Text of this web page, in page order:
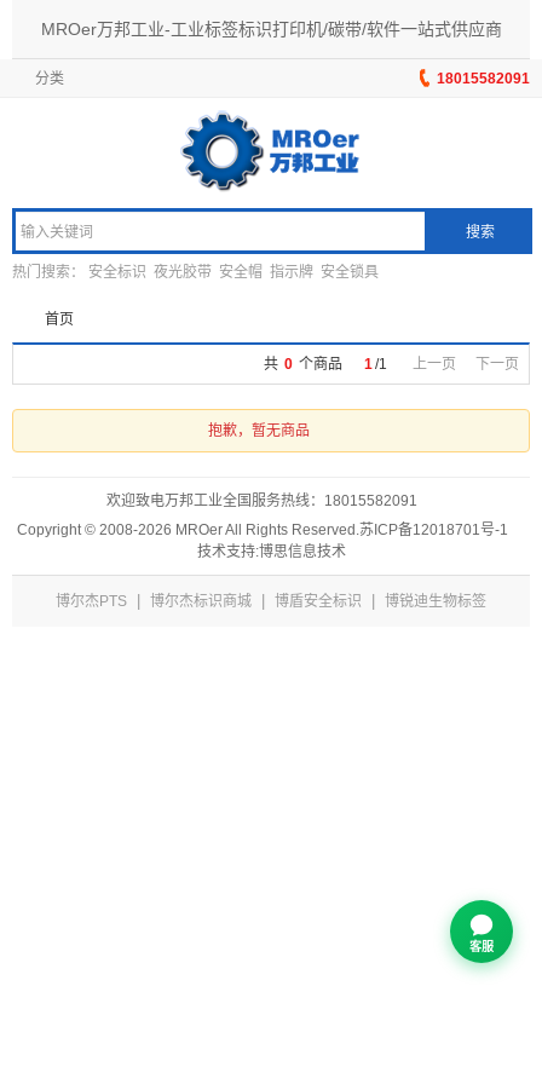
MROer万邦工业-工业标签标识打印机/碳带/软件一站式供应商
18015582091
分类
搜索
热门搜索： 安全标识 夜光胶带 安全帽 指示牌 安全锁具
首页
共 0 个商品 1 /1 上一页 下一页
抱歉，暂无商品
欢迎致电万邦工业全国服务热线： 18015582091
Copyright © 2008-2026 MROer All Rights Reserved. 苏ICP备12018701号-1
技术支持:博思信息技术
博尔杰PTS | 博尔杰标识商城 | 博盾安全标识 | 博锐迪生物标签
客服